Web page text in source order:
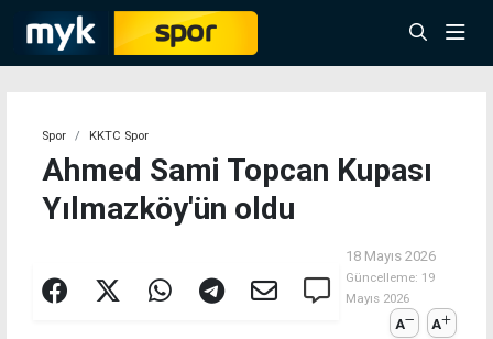
Spor KKTC Spor
Ahmed Sami Topcan Kupası
Yılmazköy'ün oldu
18 Mayıs 2026
Güncelleme: 19
Mayıs 2026
A A